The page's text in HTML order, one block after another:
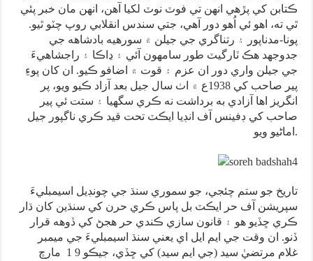
ڪتابن کي پڙهي انهن تي فوٽ نوٽ لکيا آهن، انهن مان خبر پئي
ٿي ته، اهو ئي اُهو دور آهي، جتي سندس انقلابي روپ چٽو ٿيو.
پونا-مدناپور ۽ رتناگري جي جيلن ۾ سورهيه بادشاهه جي
جدوجهد هڪ ٽارگيٽ طور سامهون آئي ۽ ڍاڪا ۽ راجشاهيءَ
جي جيلن واري دور ان عزم ۽ قوت ۾ اضافو ڪيو. ان کان پوءِ
پير صاحب کي 1938ع ۾ اٺ سال جيل بعد آزاد ڪيو ويو، پر
انگريز اها آزادي به برداشت نه ڪري سگهيا ۽ ستت ئي پير
صاحب کي ڊفينس آف انڊيا ايڪٽ تحت قيد ڪري ناگپور جيل
اماڻيو ويو.
تاريخ جو ستم چئجي، جو سموري سنڌ جي چونڊيل اسيمبليءَ
سپريشن آف حر ايڪٽ بل پاس ڪري حرن کي سنڌين کان ڌار
ڪري ڇڏيو هو ۽ قانون سازي ڪندي حر هجڻ کي ڏوهه قرار
ڏنو. ان وقت جي ايم ايل اي يعني سنڌ اسيمبليءَ جي ميمبر
غلام مرتضيٰ سيد (جي ايم سيد) کي ڇڏي، جيڪو 9 1 مارچ